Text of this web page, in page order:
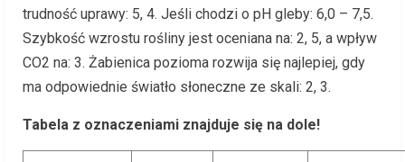
trudność uprawy: 5, 4. Jeśli chodzi o pH gleby: 6,0 – 7,5.
Szybkość wzrostu rośliny jest oceniana na: 2, 5, a wpływ
CO2 na: 3. Żabienica pozioma rozwija się najlepiej, gdy
ma odpowiednie światło słoneczne ze skali: 2, 3.
Tabela z oznaczeniami znajduje się na dole!